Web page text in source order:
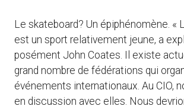
Le skateboard? Un épiphénomène. «
est un sport relativement jeune, a
posément John Coates. Il existe
grand nombre de fédérations qui
événements internationaux. Au CIO,
en discussion avec elles. Nous